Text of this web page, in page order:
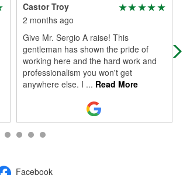
Castor Troy
2 months ago
Give Mr. Sergio A raise! This
gentleman has shown the pride of
working here and the hard work and
professionalism you won't get
anywhere else. I ... Read More
Facebook